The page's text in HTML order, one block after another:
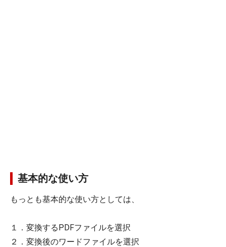
基本的な使い方
もっとも基本的な使い方としては、
１．変換するPDFファイルを選択
２．変換後のワードファイルを選択